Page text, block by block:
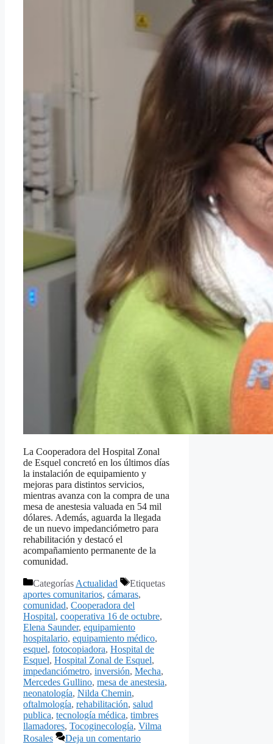
La Cooperadora del Hospital Zonal
de Esquel concretó en los últimos días
la instalación de equipamiento y
mejoras para distintos servicios,
mientras avanza con la compra de una
mesa de anestesia valuada en 54 mil
dólares. Además, aguarda la llegada
de un nuevo impedanciómetro para
rehabilitación y destacó el
acompañamiento permanente de la
comunidad.
Categorías Actualidad
Etiquetas
aportes comunitarios, cámaras,
comunidad, Cooperadora del
Hospital, cooperativa 16 de octubre,
Elena Saunder, equipamiento
hospitalario, equipamiento médico,
esquel, fotocopiadora, Hospital de
Esquel, Hospital Zonal de Esquel,
impedanciómetro, inversión, Mecha,
Mercedes Gullino, mesa de anestesia,
neonatología, Nilda Chemin,
oftalmología, rehabilitación, salud
publica, tecnología médica, timbres
llamadores, Tocoginecología, Vilma
Rosales
Deja un comentario